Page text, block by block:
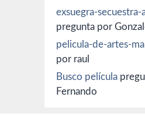
exsuegra-secuestra-
pregunta por
pelicula-de-artes-
por raul
Busco película
Fernando